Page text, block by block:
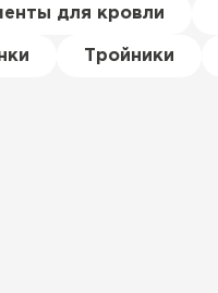
для кровли
Тройники